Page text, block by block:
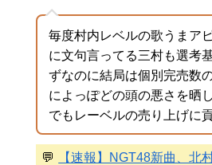
毎度村内レベルの歌うまア
に文句言ってる三村も選考
ずなのに結局は個別完売数
によっぽどの頭の悪さを晒
でもレーベルの売り上げに
💬
【速報】NGT48新曲、北